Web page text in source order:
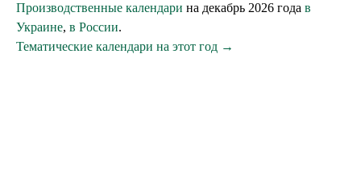
Производственные календари на декабрь 2026 года в
Украине, в России.
Тематические календари на этот год →